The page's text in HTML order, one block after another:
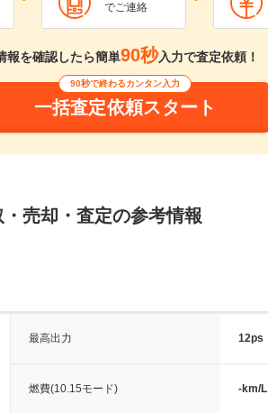
でご連絡
報を確認したら簡単90秒入力で査定依頼！
90秒で終わるカンタン入力
一括査定依頼スタート
売却・査定の参考情報
最高出力 12ps
燃費(10.15モード) -km/L